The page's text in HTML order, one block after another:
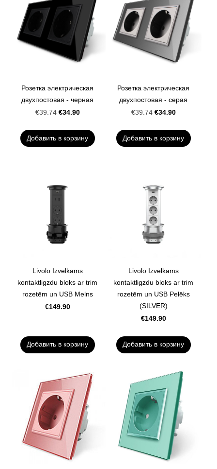
Розетка электрическая
двухпостовая - черная
€39.74 €34.90
Добавить в корзину
Розетка электрическая
двухпостовая - серая
€39.74 €34.90
Добавить в корзину
Livolo Izvelkams
kontaktligzdu bloks ar trim
rozetēm un USB Melns
€149.90
Добавить в корзину
Livolo Izvelkams
kontaktligzdu bloks ar trim
rozetēm un USB Pelēks
(SILVER)
€149.90
Добавить в корзину